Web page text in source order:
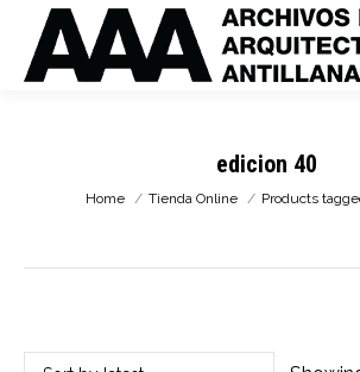
edicion 40
You are here:
Home Tienda Online Products